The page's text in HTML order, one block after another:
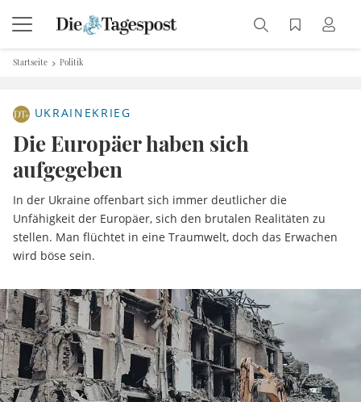
Startseite Politik
UKRAINEKRIEG
Die Europäer haben sich
aufgegeben
In der Ukraine offenbart sich immer deutlicher die
Unfähigkeit der Europäer, sich den brutalen Realitäten zu
stellen. Man flüchtet in eine Traumwelt, doch das Erwachen
wird böse sein.